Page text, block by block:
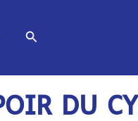
Rechercher
DU